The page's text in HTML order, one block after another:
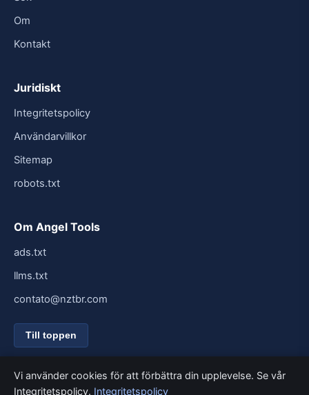
Om
Kontakt
Juridiskt
Integritetspolicy
Användarvillkor
Sitemap
robots.txt
Om Angel Tools
ads.txt
llms.txt
contato@nztbr.com
Till toppen
Vi använder cookies för att förbättra din upplevelse. Se vår
Integritetspolicy. Integritetspolicy